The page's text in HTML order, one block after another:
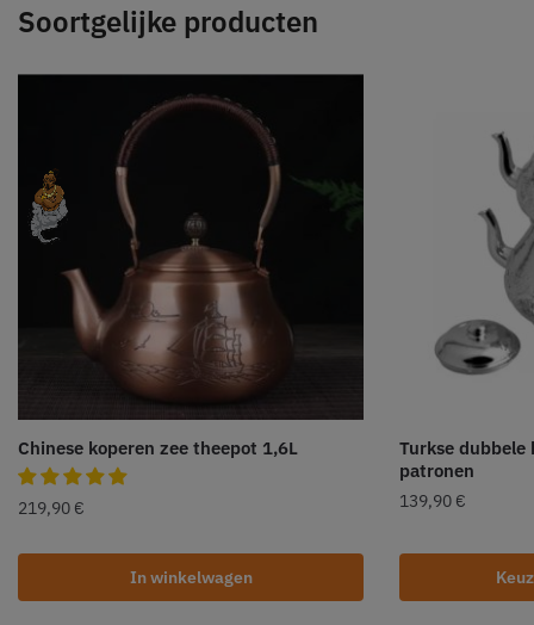
Soortgelijke producten
Chinese koperen zee theepot 1,6L
219,90 €
In winkelwagen
Turkse dubbele
patronen
139,90 €